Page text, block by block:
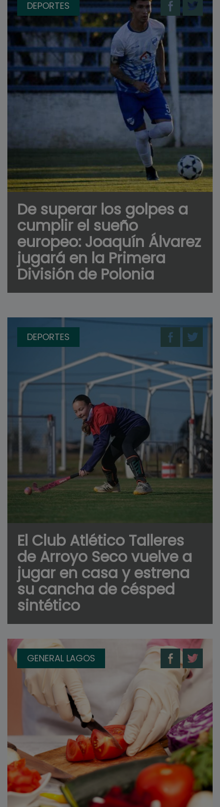
DEPORTES
De superar los golpes a
cumplir el sueño
europeo: Joaquín Álvarez
jugará en la Primera
División de Polonia
DEPORTES
El Club Atlético Talleres
de Arroyo Seco vuelve a
jugar en casa y estrena
su cancha de césped
sintético
GENERAL LAGOS